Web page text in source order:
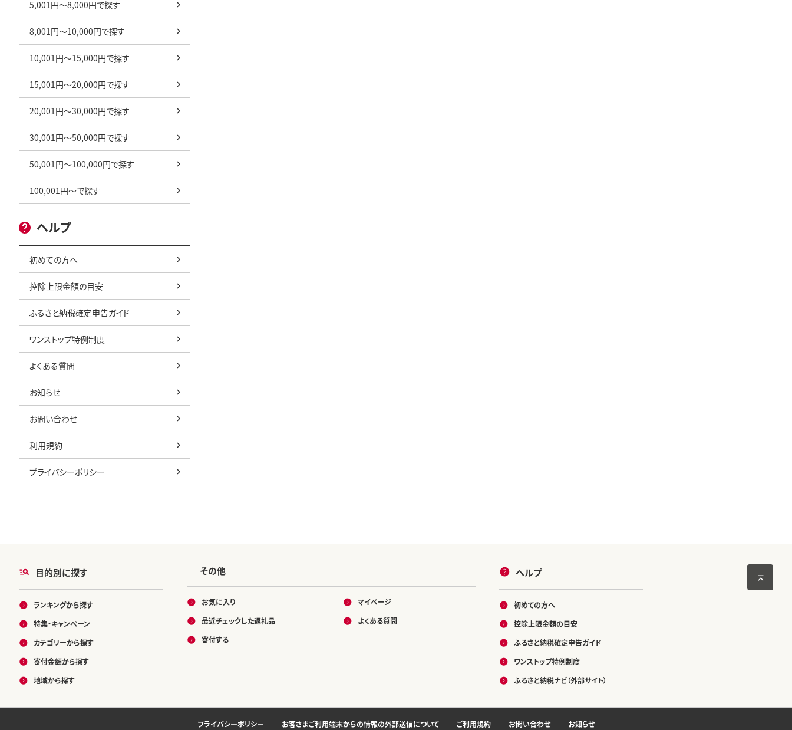
5,001円～8,000円で探す
8,001円～10,000円で探す
10,001円～15,000円で探す
15,001円～20,000円で探す
20,001円～30,000円で探す
30,001円～50,000円で探す
50,001円～100,000円で探す
100,001円～で探す
ヘルプ
初めての方へ
控除上限金額の目安
ふるさと納税確定申告ガイド
ワンストップ特例制度
よくある質問
お知らせ
お問い合わせ
利用規約
プライバシーポリシー
目的別に探す
ランキングから探す
特集・キャンペーン
カテゴリーから探す
寄付金額から探す
地域から探す
その他
お気に入り
最近チェックした返礼品
寄付する
マイページ
よくある質問
ヘルプ
初めての方へ
控除上限金額の目安
ふるさと納税確定申告ガイド
ワンストップ特例制度
ふるさと納税ナビ（外部サイト）
プライバシーポリシー お客さまご利用端末からの情報の外部送信について ご利用規約 お問い合わせ お知らせ